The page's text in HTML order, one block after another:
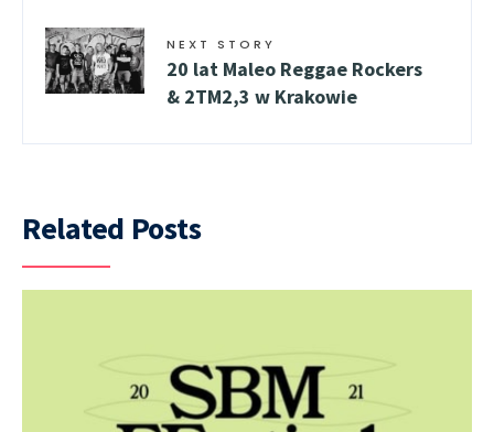
NEXT STORY
20 lat Maleo Reggae Rockers
& 2TM2,3 w Krakowie
Related Posts